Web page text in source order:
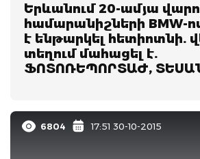
Երևանում 20-ամյա
համարանիշների BMW-
է ենթարկել հետիոտնի.
տեղում մահացել է.
ՖՈՏՈՌԵՊՈՐՏԱԺ,
6804 17:51 30-10-2015